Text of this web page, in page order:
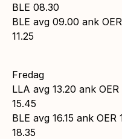
BLE 08.30
BLE avg 09.00 ank
11.25
Fredag
LLA avg 13.20 ank
15.45
BLE avg 16.15 ank
18.35